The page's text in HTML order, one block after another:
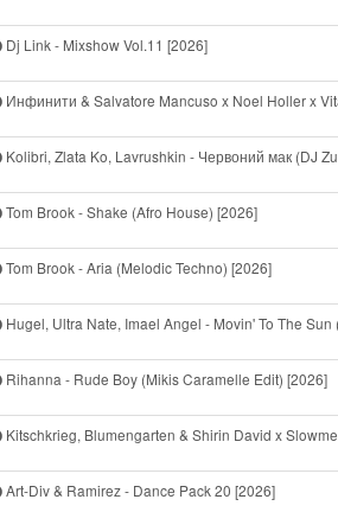
Dj Link - Mixshow Vol.11 [2026]
Инфинити & Salvatore Mancuso x Noel Holler x
Kolibri, Zlata Ko, Lavrushkin - Червоний мак (DJ
Tom Brook - Shake (Afro House) [2026]
Tom Brook - Aria (Melodic Techno) [2026]
Hugel, Ultra Nate, Imael Angel - Movin' To The
Rihanna - Rude Boy (Mikis Caramelle Edit) [2026]
Kitschkrieg, Blumengarten & Shirin David x
Art-Div & Ramirez - Dance Pack 20 [2026]